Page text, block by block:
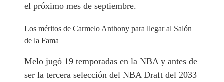
el próximo mes de septiembre.
Los méritos de Carmelo Anthony para llegar al Salón
de la Fama
Melo jugó 19 temporadas en la NBA y antes de
ser la tercera selección del NBA Draft del 2033